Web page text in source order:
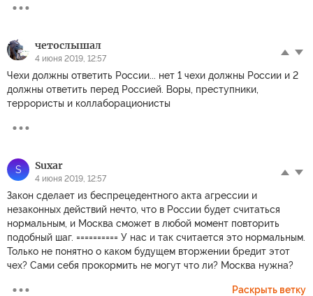
четослышал
4 июня 2019, 12:57
Чехи должны ответить России... нет 1 чехи должны России и 2
должны ответить перед Россией. Воры, преступники,
террористы и коллаборационисты
S Suxar
4 июня 2019, 12:57
Закон сделает из беспрецедентного акта агрессии и
незаконных действий нечто, что в России будет считаться
нормальным, и Москва сможет в любой момент повторить
подобный шаг. ========== У нас и так считается это нормальным.
Только не понятно о каком будущем вторжении бредит этот
чех? Сами себя прокормить не могут что ли? Москва нужна?
Раскрыть ветку